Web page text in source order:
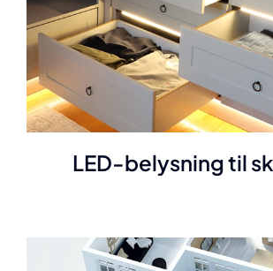
LED-belysning til